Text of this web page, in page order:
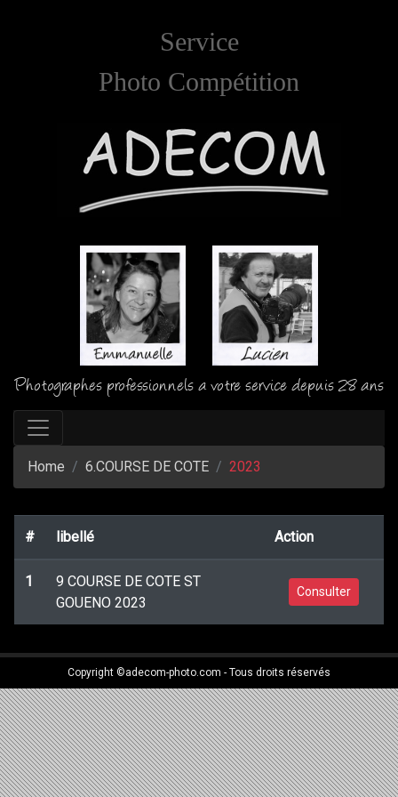
Service
Photo Compétition
Photographes professionnels a votre service depuis 28 ans
Home 6.COURSE DE COTE 2023
# libellé Action
1
9 COURSE DE COTE ST
GOUENO 2023
Consulter
Copyright ©adecom-photo.com - Tous droits réservés